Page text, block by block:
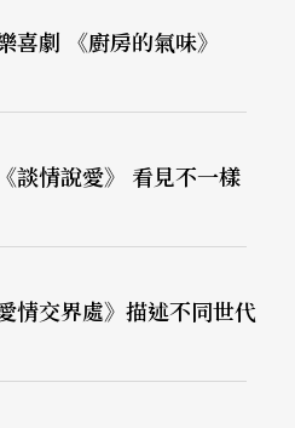
喜劇 《廚房的氣味》
談情說愛》 看見不一樣
情交界處》描述不同世代